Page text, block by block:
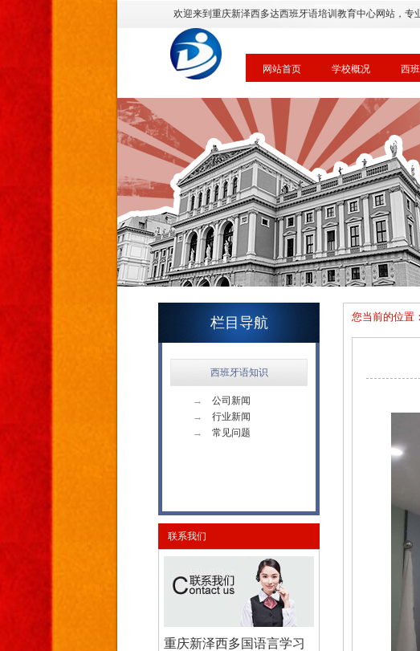
欢迎来到重庆新泽西多达西班牙语培训教育中心网站，专
网站首页 学校概况 西
栏目导航
西班牙语知识
→
公司新闻
→
行业新闻
→
常见问题
联系我们
重庆新泽西多国语言学习
您当前的位置：